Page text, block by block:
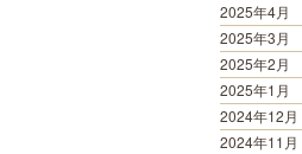
2025年4月
2025年3月
2025年2月
2025年1月
2024年12月
2024年11月